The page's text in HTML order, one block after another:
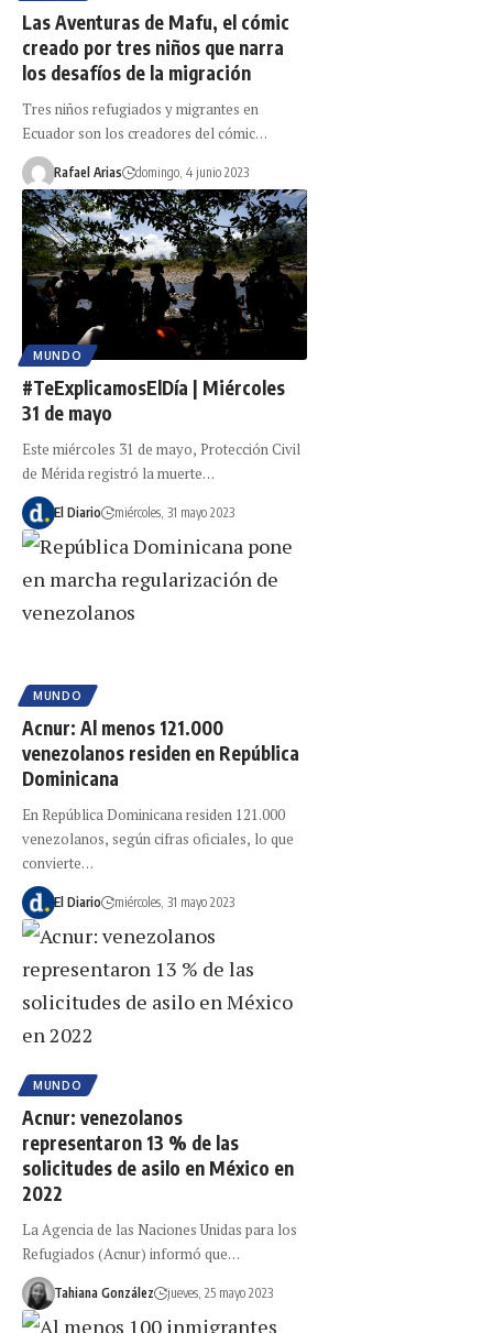
Las Aventuras de Mafu, el cómic
creado por tres niños que narra
los desafíos de la migración
Tres niños refugiados y migrantes en
Ecuador son los creadores del cómic…
Rafael Arias domingo, 4 junio 2023
MUNDO
#TeExplicamosElDía | Miércoles
31 de mayo
Este miércoles 31 de mayo, Protección Civil
de Mérida registró la muerte…
El Diario miércoles, 31 mayo 2023
MUNDO
Acnur: Al menos 121.000
venezolanos residen en República
Dominicana
En República Dominicana residen 121.000
venezolanos, según cifras oficiales, lo que
convierte…
El Diario miércoles, 31 mayo 2023
MUNDO
Acnur: venezolanos
representaron 13 % de las
solicitudes de asilo en México en
2022
La Agencia de las Naciones Unidas para los
Refugiados (Acnur) informó que…
Tahiana González jueves, 25 mayo 2023